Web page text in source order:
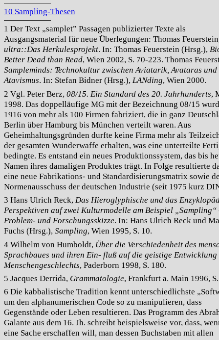
10 Sampling-Thesen
1 Der Text „samplet” Passagen publizierter Texte als
Ausgangsmaterial für neue Überlegungen: Thomas
ultra::Das Herkulesprojekt. In: Thomas Feuerstein (Hrsg.),
Better Dead than Read, Wien 2002, S. 70-223. Thomas
Sampleminds: Technokultur zwischen Aviatarik, Avataras und
Atavismus. In: Stefan Bidner (Hrsg.), LANding, Wien 2000.
2 Vgl. Peter Berz, 08/15. Ein Standard des 20. Jahrhunderts,
1998. Das doppelläufige MG mit der Bezeichnung 08/15
1916 von mehr als 100 Firmen fabriziert, die in ganz
Berlin über Hamburg bis München verteilt waren. Aus
Geheimhaltungsgründen durfte keine Firma mehr als
der gesamten Wunderwaffe erhalten, was eine unterteilte
bedingte. Es entstand ein neues Produktionssystem, das bis
Namen ihres damaligen Produktes trägt. In Folge resultierte
eine neue Fabrikations- und Standardisierungsmatrix sowie
Normenausschuss der deutschen Industrie (seit 1975 kurz
3 Hans Ulrich Reck, Das Hieroglyphische und das
Perspektiven auf zwei Kulturmodelle am Beispiel „Sampling“
Problem- und Forschungsskizze. In: Hans Ulrich Reck und
Fuchs (Hrsg.), Sampling, Wien 1995, S. 10.
4 Wilhelm von Humboldt, Über die Verschiedenheit des
Sprachbaues und ihren Ein- fluß auf die geistige Entwicklung
Menschengeschlechts, Paderborn 1998, S. 180.
5 Jacques Derrida, Grammatologie, Frankfurt a. Main 1996,
6 Die kabbalistische Tradition kennt unterschiedlichste
um den alphanumerischen Code so zu manipulieren, dass
Gegenstände oder Leben resultieren. Das Programm des
Galante aus dem 16. Jh. schreibt beispielsweise vor, dass,
eine Sache erschaffen will, man dessen Buchstaben mit allen